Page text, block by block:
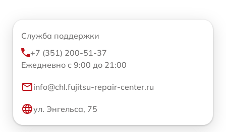
Служба поддержки
+7 (351) 200-51-37
Ежедневно с 9:00 до 21:00
info@chl.fujitsu-repair-center.ru
ул. Энгельса, 75